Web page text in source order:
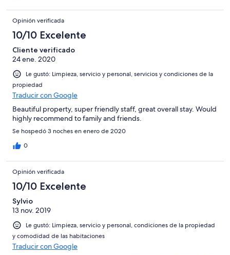
uns kurzfristig eine Führung in englischer Sprache für eine
Besichtigung auf einer Kaffeeplantage. Auch dieser Ausflug war
großrtig - hier bitte bei Bedarf nach Alejandra fragen. Die
engagierte Führung ist sehr zu empfehlen. Fazit - Die Villa Nora
ist zu 100% zu empfehlen. Neben der traumhaft schönen
Anlage, bei der jedes Detail stimmt, kommt die ganz
wunderbare Gastfreundschaft der Señora Nora und ihrer
Mitarbeiter hinzu.
Opinión verificada
10/10 Excelente
Cliente verificado
24 ene. 2020
Le gustó: Limpieza, servicio y personal, servicios y condiciones de la
propiedad
Traducir con Google
Beautiful property, super friendly staff, great overall stay. Would
highly recommend to family and friends.
Se hospedó 3 noches en enero de 2020
0
Opinión verificada
10/10 Excelente
Sylvio
13 nov. 2019
Le gustó: Limpieza, servicio y personal, condiciones de la propiedad
y comodidad de las habitaciones
Traducir con Google